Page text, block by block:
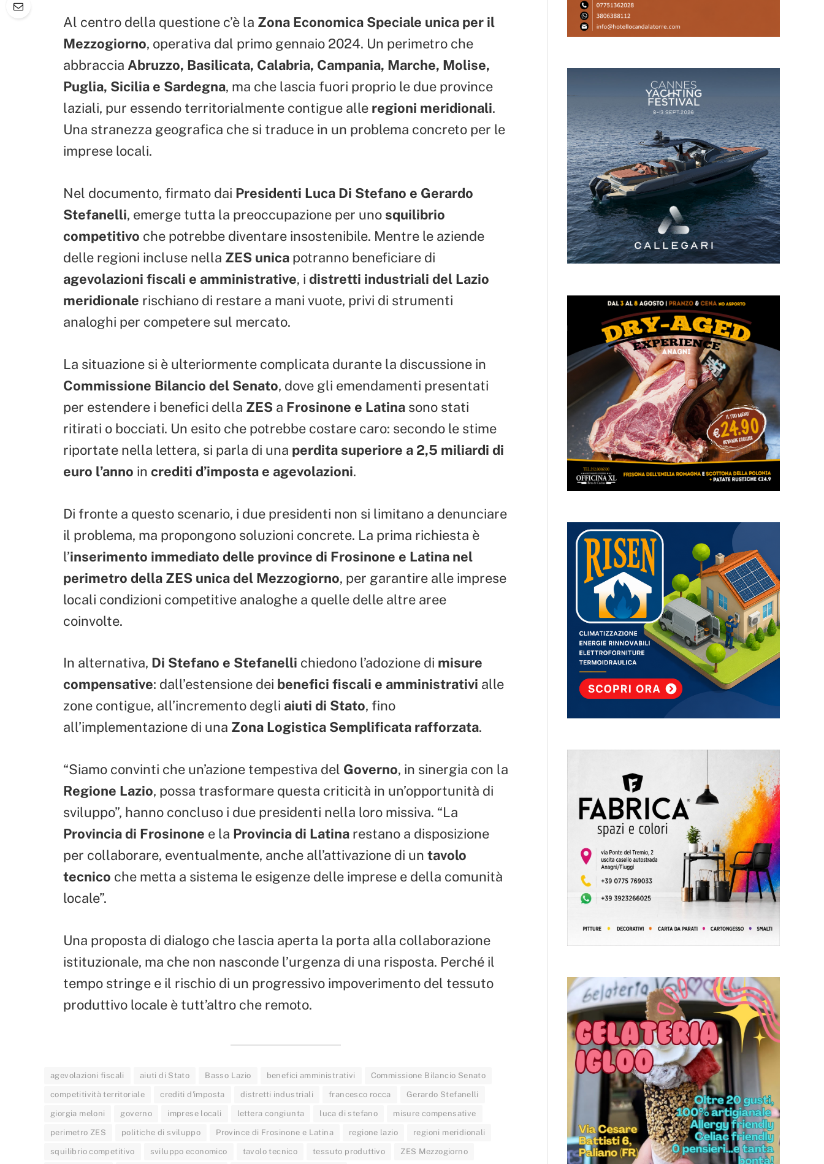
Al centro della questione c’è la Zona Economica Speciale unica per il
Mezzogiorno, operativa dal primo gennaio 2024. Un perimetro che
abbraccia Abruzzo, Basilicata, Calabria, Campania, Marche, Molise,
Puglia, Sicilia e Sardegna, ma che lascia fuori proprio le due province
laziali, pur essendo territorialmente contigue alle regioni meridionali.
Una stranezza geografica che si traduce in un problema concreto per le
imprese locali.
Nel documento, firmato dai Presidenti Luca Di Stefano e Gerardo
Stefanelli, emerge tutta la preoccupazione per uno squilibrio
competitivo che potrebbe diventare insostenibile. Mentre le aziende
delle regioni incluse nella ZES unica potranno beneficiare di
agevolazioni fiscali e amministrative, i distretti industriali del Lazio
meridionale rischiano di restare a mani vuote, privi di strumenti
analoghi per competere sul mercato.
La situazione si è ulteriormente complicata durante la discussione in
Commissione Bilancio del Senato, dove gli emendamenti presentati
per estendere i benefici della ZES a Frosinone e Latina sono stati
ritirati o bocciati. Un esito che potrebbe costare caro: secondo le stime
riportate nella lettera, si parla di una perdita superiore a 2,5 miliardi di
euro l’anno in crediti d’imposta e agevolazioni.
Di fronte a questo scenario, i due presidenti non si limitano a denunciare
il problema, ma propongono soluzioni concrete. La prima richiesta è
l’inserimento immediato delle province di Frosinone e Latina nel
perimetro della ZES unica del Mezzogiorno, per garantire alle imprese
locali condizioni competitive analoghe a quelle delle altre aree
coinvolte.
In alternativa, Di Stefano e Stefanelli chiedono l’adozione di misure
compensative: dall’estensione dei benefici fiscali e amministrativi alle
zone contigue, all’incremento degli aiuti di Stato, fino
all’implementazione di una Zona Logistica Semplificata rafforzata.
“Siamo convinti che un’azione tempestiva del Governo, in sinergia con la
Regione Lazio, possa trasformare questa criticità in un’opportunità di
sviluppo”, hanno concluso i due presidenti nella loro missiva. “La
Provincia di Frosinone e la Provincia di Latina restano a disposizione
per collaborare, eventualmente, anche all’attivazione di un tavolo
tecnico che metta a sistema le esigenze delle imprese e della comunità
locale”.
Una proposta di dialogo che lascia aperta la porta alla collaborazione
istituzionale, ma che non nasconde l’urgenza di una risposta. Perché il
tempo stringe e il rischio di un progressivo impoverimento del tessuto
produttivo locale è tutt’altro che remoto.
agevolazioni fiscali aiuti di Stato Basso Lazio benefici amministrativi Commissione Bilancio Senato
competitività territoriale crediti d'imposta distretti industriali francesco rocca Gerardo Stefanelli
giorgia meloni governo imprese locali lettera congiunta luca di stefano misure compensative
perimetro ZES politiche di sviluppo Province di Frosinone e Latina regione lazio regioni meridionali
squilibrio competitivo sviluppo economico tavolo tecnico tessuto produttivo ZES Mezzogiorno